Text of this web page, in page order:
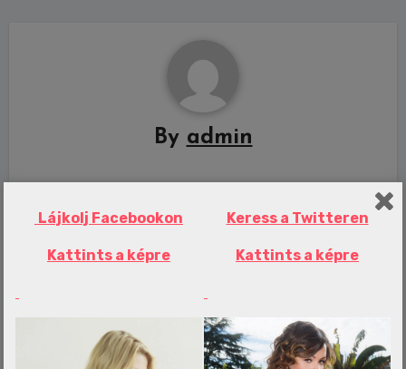
By admin
Durva kiütés az NB I-ben:
Lájkolj Facebookon
Kattints a képre
Keress a Twitteren
Kattints a képre